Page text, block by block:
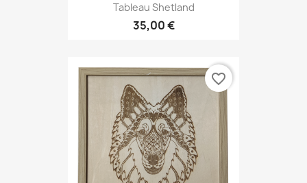
Tableau Shetland
35,00 €
favorite_border